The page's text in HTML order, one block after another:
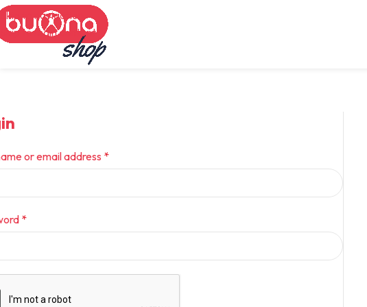
Skip to navigation
Skip to main content
or email address *
*